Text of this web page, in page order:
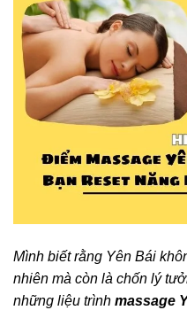
Mình biết rằng Yên Bái
nhiên mà còn là chốn lý
những liệu trình massage